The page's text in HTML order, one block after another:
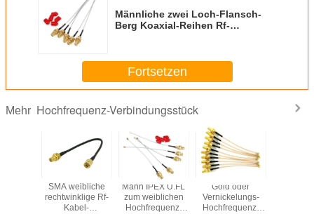
Männliche zwei Loch-Flansch-
Berg Koaxial-Reihen Rf-
Fortsetzen
Mehr Hochfrequenz-Verbindungsstück
SMA weibliche
rechtwinklige Rf-
Kabel-
Mann IPEX U.FL
zum weiblichen
Hochfrequenz-
Gold oder
Vernickelungs-
Hochfrequenz-